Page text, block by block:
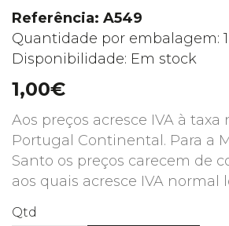
Referência: A549
Quantidade por embalagem: 1
Disponibilidade: Em stock
1,00€
Aos preços acresce IVA à
Portugal Continental. Para a
Santo os preços carecem de
aos quais acresce IVA normal
Qtd